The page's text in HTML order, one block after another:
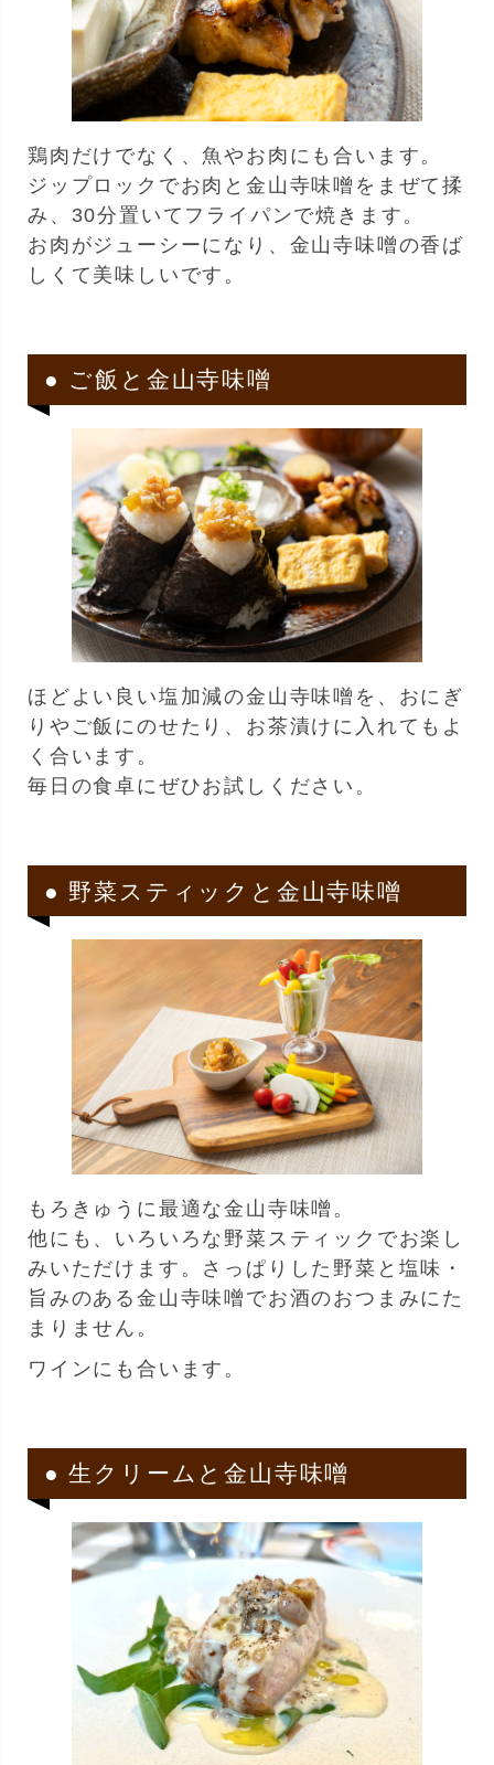
鶏肉だけでなく、魚やお肉にも合います。
ジップロックでお肉と金山寺味噌をまぜて揉
み、30分置いてフライパンで焼きます。
お肉がジューシーになり、金山寺味噌の香ば
しくて美味しいです。
● ご飯と金山寺味噌
ほどよい良い塩加減の金山寺味噌を、おにぎ
りやご飯にのせたり、お茶漬けに入れてもよ
く合います。
毎日の食卓にぜひお試しください。
● 野菜スティックと金山寺味噌
もろきゅうに最適な金山寺味噌。
他にも、いろいろな野菜スティックでお楽し
みいただけます。さっぱりした野菜と塩味・
旨みのある金山寺味噌でお酒のおつまみにた
まりません。
ワインにも合います。
● 生クリームと金山寺味噌